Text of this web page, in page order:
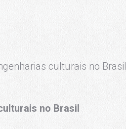
culturais no Brasil
no Brasil